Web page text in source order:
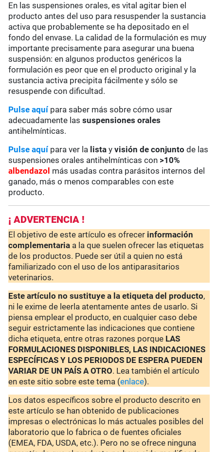
En las suspensiones orales, es vital agitar bien el
producto antes del uso para resuspender la sustancia
activa que probablemente se ha depositado en el
fondo del envase. La calidad de la formulación es muy
importante precisamente para asegurar una buena
suspensión: en algunos productos genéricos la
formulación es peor que en el producto original y la
sustancia activa precipita fácilmente y sólo se
resuspende con dificultad.
Pulse aquí para saber más sobre cómo usar
adecuadamente lassuspensiones orales
antihelmínticas.
Pulse aquípara ver la lista yvisión de conjunto de las
suspensiones orales antihelmínticas con >10%
albendazol más usadas contra parásitos internos del
ganado, más o menos comparables con este
producto.
¡ ADVERTENCIA !
El objetivo de este artículo es ofrecer información
complementaria a la que suelen ofrecer las etiquetas
de los productos. Puede ser útil a quien no está
familiarizado con el uso de los antiparasitarios
veterinarios.
Este artículo no sustituye a la etiqueta del producto,
ni le exime de leerla atentamente antes de usarlo. Si
piensa emplear el producto, en cualquier caso debe
seguir estrictamente las indicaciones que contiene
dicha etiqueta, entre otras razones porque LAS
FORMULACIONES DISPONIBLES, LAS INDICACIONES
ESPECÍFICAS Y LOS PERIODOS DE ESPERA PUEDEN
VARIAR DE UN PAÍS A OTRO. Lea también el artículo
en este sitio sobre este tema (enlace).
Los datos específicos sobre el producto descrito en
este artículo se han obtenido de publicaciones
impresas o electrónicas lo más actuales posibles del
laboratorio que lo fabrica o de fuentes oficiales
(EMEA, FDA, USDA, etc.). Pero no se ofrece ninguna